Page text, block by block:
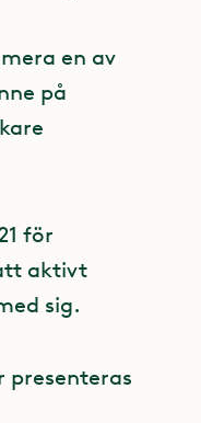
en av
på
för
aktivt
sig.
presenteras